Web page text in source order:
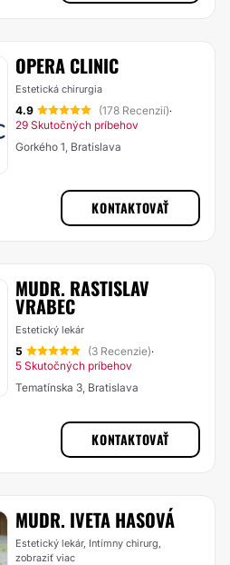
OPERA CLINIC
Estetická chirurgia
4.9 (178 Recenzií)·
29 Skutočných príbehov
Gorkého 1, Bratislava
KONTAKTOVAŤ
MUDR. RASTISLAV
VRABEC
Estetický lekár
5 (3 Recenzie)·
5 Skutočných príbehov
Tematínska 3, Bratislava
KONTAKTOVAŤ
MUDR. IVETA HASOVÁ
Estetický lekár, Intímny chirurg,
zobraziť viac